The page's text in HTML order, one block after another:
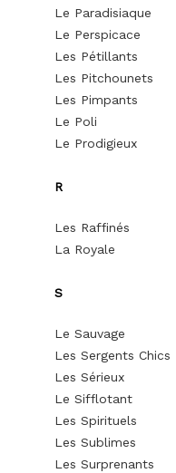
Le Paradisiaque
Le Perspicace
Les Pétillants
Les Pitchounets
Les Pimpants
Le Poli
Le Prodigieux
R
Les Raffinés
La Royale
S
Le Sauvage
Les Sergents Chics
Les Sérieux
Le Sifflotant
Les Spirituels
Les Sublimes
Les Surprenants